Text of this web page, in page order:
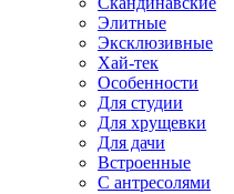
Элитные
Эксклюзивные
Хай-тек
Особенности
Для студии
Для хрущевки
Для дачи
Встроенные
С антресолями